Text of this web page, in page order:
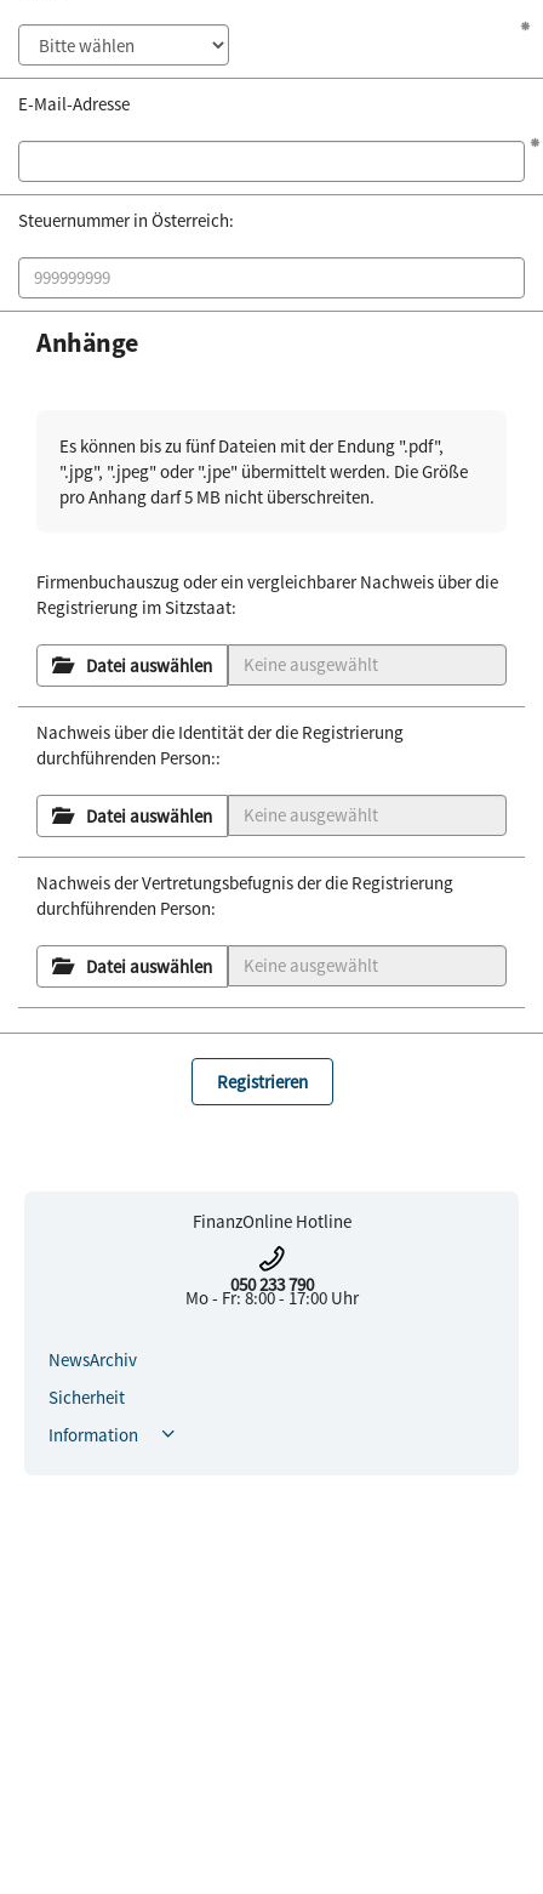
E-Mail-Adresse
Steuernummer in Österreich:
Anhänge
Es können bis zu fünf Dateien mit der Endung ".pdf",
".jpg", ".jpeg" oder ".jpe" übermittelt werden. Die Größe
pro Anhang darf 5 MB nicht überschreiten.
Firmenbuchauszug oder ein vergleichbarer Nachweis über die
Registrierung im Sitzstaat:
Datei auswählen
Nachweis über die Identität der die Registrierung
durchführenden Person::
Datei auswählen
Nachweis der Vertretungsbefugnis der die Registrierung
durchführenden Person:
Datei auswählen
FinanzOnline Hotline
050 233 790
Mo - Fr: 8:00 - 17:00 Uhr
NewsArchiv
Sicherheit
Information